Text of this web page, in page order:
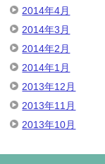
2014年4月
2014年3月
2014年2月
2014年1月
2013年12月
2013年11月
2013年10月